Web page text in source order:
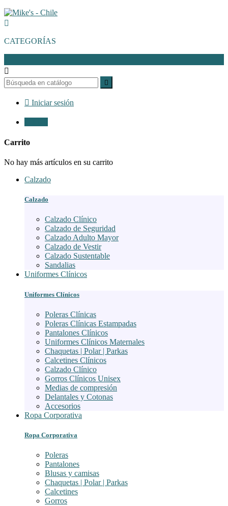

CATEGORÍAS


 Iniciar sesión
Carrito
No hay más artículos en su carrito
Calzado
Calzado
Calzado Clínico
Calzado de Seguridad
Calzado Adulto Mayor
Calzado de Vestir
Calzado Sustentable
Sandalias
Uniformes Clínicos
Uniformes Clínicos
Poleras Clínicas
Poleras Clínicas Estampadas
Pantalones Clínicos
Uniformes Clínicos Maternales
Chaquetas | Polar | Parkas
Calcetines Clínicos
Calzado Clínico
Gorros Clínicos Unisex
Medias de compresión
Delantales y Cotonas
Accesorios
Ropa Corporativa
Ropa Corporativa
Poleras
Pantalones
Blusas y camisas
Chaquetas | Polar | Parkas
Calcetines
Gorros